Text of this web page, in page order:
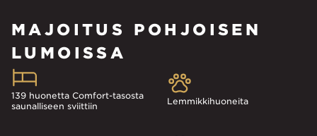
MAJOITUS POHJOISEN
LUMOISSA
139 huonetta Comfort-tasosta
saunalliseen sviittiin
Lemmikkihuoneita